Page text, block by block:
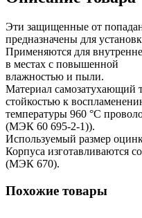
Эти защищенные от
предназначены для
Применяются для
в местах с повышенной
влажностью и пыли.
Материал самозатухающий
стойкостью к
температуры 960 °С
(МЭК 60 695-2-1)).
Используемый размер
Корпуса изготавливаются
(МЭК 670).
Похожие товары